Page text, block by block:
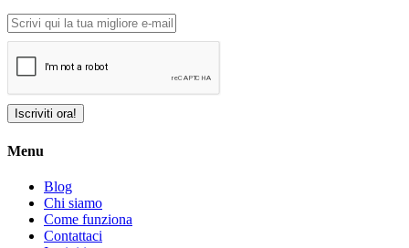
Iscriviti ora!
Menu
Blog
Chi siamo
Come funziona
Contattaci